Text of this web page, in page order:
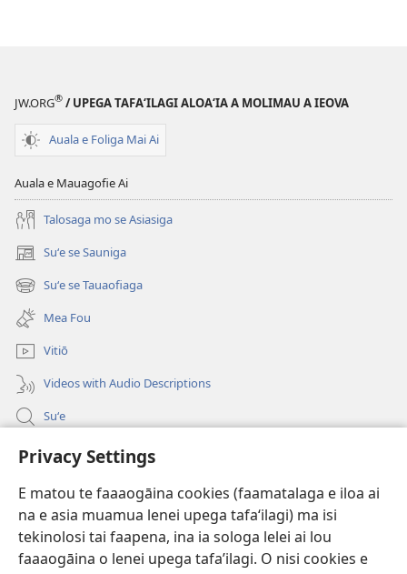
Privacy Settings
E matou te faaaogāina cookies (faamatalaga e iloa ai
na e asia muamua lenei upega tafaʻilagi) ma isi
tekinolosi tai faapena, ina ia sologa lelei ai lou
faaaogāina o lenei upega tafa’ilagi. O nisi cookies e
le
JW.ORG® / UPEGA TAFA‘ILAGI ALOA‘IA A MOLIMAU A IEOVA
Auala e Foliga Mai Ai
Auala e Mauagofie Ai
Talosaga mo se Asiasiga
Suʻe se Sauniga
(tatala
se
isi
polokalame)
Suʻe se Tauaofiaga
(tatala
se
isi
polokalame)
Mea Fou
Vitiō
Videos with Audio Descriptions
Suʻe
Faamatalaga mo Ofisa o le Malo
(tatala
se
isi